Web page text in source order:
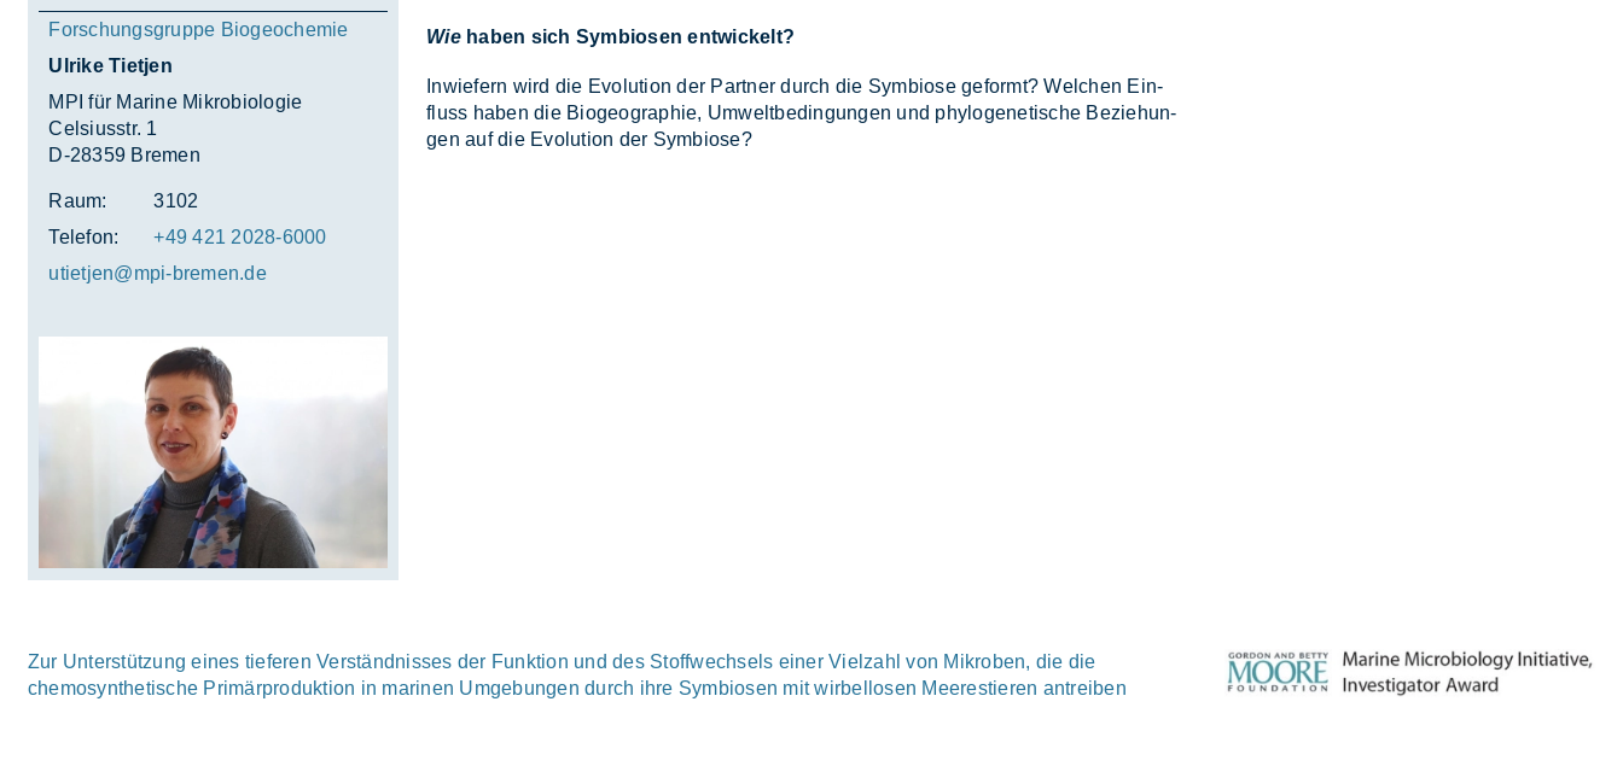
Forschungsgruppe Biogeochemie
Ulrike Tietjen
MPI für Marine Mikrobiologie
Celsiusstr. 1
D-28359 Bremen
Raum:
3102
Telefon:
+49 421 2028-6000
uti­et­jen@mpi-bre­men.de
Wiehaben sich Symbiosen entwickelt?
In­wie­fern wird die Evo­lu­ti­on der Part­ner durch die Sym­bio­se ge­formt? Wel­chen Ein­
fluss ha­ben die Bio­geo­gra­phie, Um­welt­be­din­gun­gen und phy­lo­ge­ne­ti­sche Be­zie­hun­
gen auf die Evo­lu­ti­on der Sym­bio­se?
Zur Unterstützung eines tieferen Verständnisses der Funktion und des Stoffwechsels einer Vielzahl von Mikroben, die die
chemosynthetische Primärproduktion in marinen Umgebungen durch ihre Symbiosen mit wirbellosen Meerestieren antreiben